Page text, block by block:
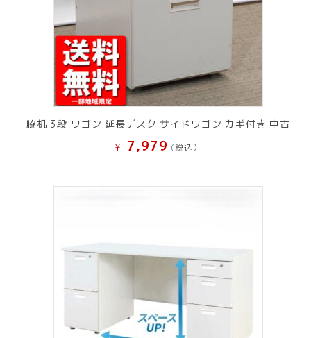
脇机 3段 ワゴン 延長デスク サイドワゴン カギ付き 中古
¥ 7,979 (税込）